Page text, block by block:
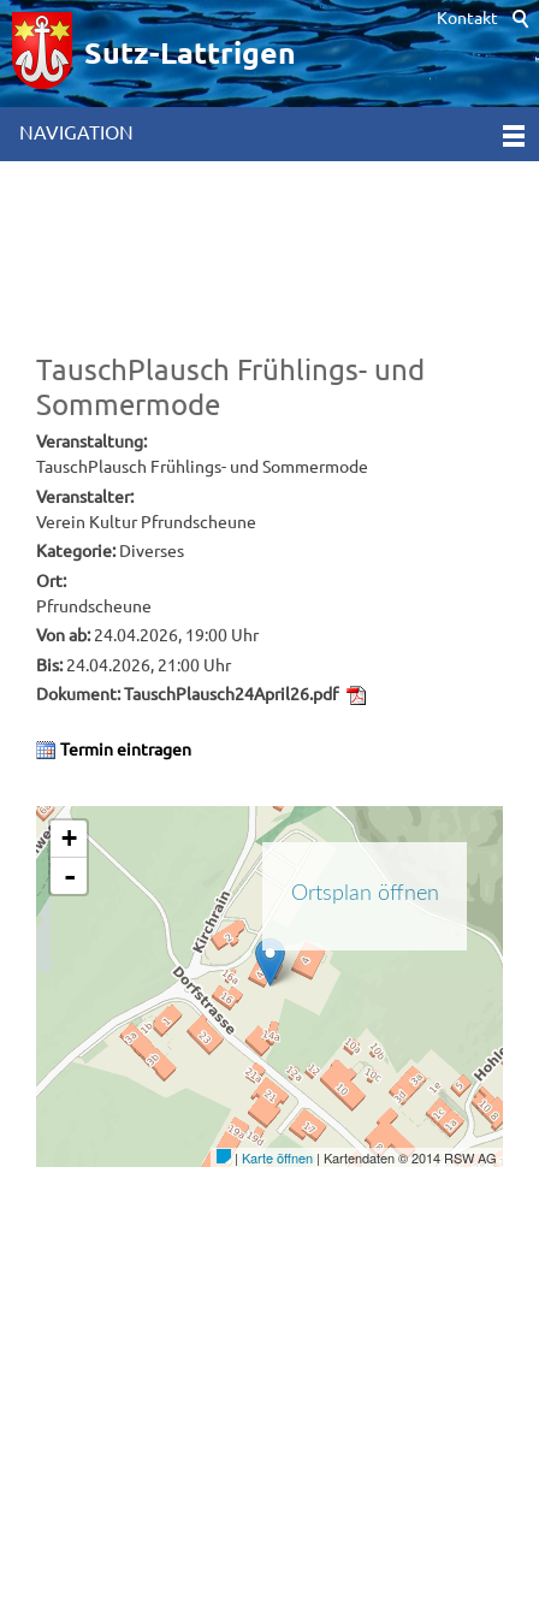
Hinweis zur Verwendung von Cookies. Um unsere Webseite für Sie
optimal zu gestalten und fortlaufend verbessern zu können,
verwenden wir Cookies. Durch die weitere Nutzung der Webseite
stimmen Sie der Verwendung von Cookies zu. Weitere
Sutz-Lattrigen
Kontakt
NAVIGATION
TauschPlausch Frühlings- und
Sommermode
Veranstaltung:
TauschPlausch Frühlings- und Sommermode
Veranstalter:
Verein Kultur Pfrundscheune
Kategorie: Diverses
Ort:
Pfrundscheune
Von ab: 24.04.2026, 19:00 Uhr
Bis: 24.04.2026, 21:00 Uhr
Dokument:TauschPlausch24April26.pdf
Termin eintragen